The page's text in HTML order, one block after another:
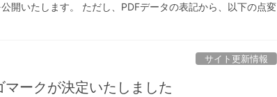
開いたします。 ただし、PDFデータの表記から、以下の点変
サイト更新情報
ークが決定いたしました